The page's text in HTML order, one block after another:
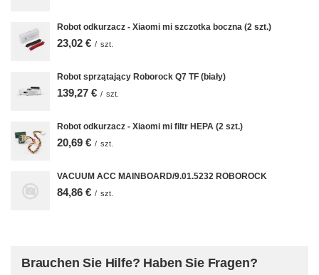
Robot odkurzacz - Xiaomi mi szczotka boczna (2 szt.)
23,02 € / szt.
Robot sprzątający Roborock Q7 TF (biały)
139,27 € / szt.
Robot odkurzacz - Xiaomi mi filtr HEPA (2 szt.)
20,69 € / szt.
VACUUM ACC MAINBOARD/9.01.5232 ROBOROCK
84,86 € / szt.
Brauchen Sie Hilfe? Haben Sie Fragen?